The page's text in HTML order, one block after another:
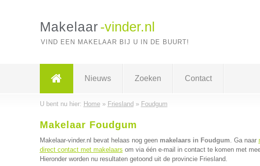
Makelaar -vinder.nl
VIND EEN MAKELAAR BIJ U IN DE BUURT!
Nieuws Zoeken Contact
U bent nu hier: Home» Friesland » Foudgum
Makelaar Foudgum
Makelaar-vinder.nl bevat helaas nog geen makelaars in Foudgum. Ga naar
direct contact met makelaars om via één e-mail in contact te komen met
Hieronder worden nu resultaten getoond uit de provincie Friesland.